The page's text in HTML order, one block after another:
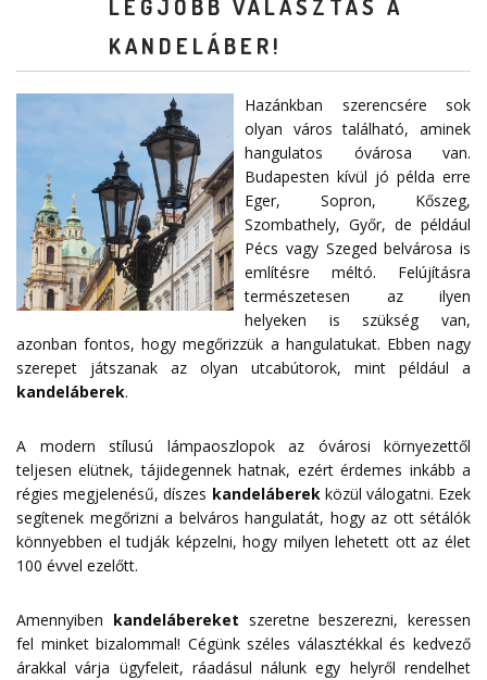
LEGJOBB VÁLASZTÁS A
KANDELÁBER!
Hazánkban szerencsére sok
olyan város található, aminek
hangulatos óvárosa van.
Budapesten kívül jó példa erre
Eger, Sopron, Kőszeg,
Szombathely, Győr, de például
Pécs vagy Szeged belvárosa is
említésre méltó. Felújításra
természetesen az ilyen
helyeken is szükség van,
azonban fontos, hogy megőrizzük a hangulatukat. Ebben nagy
szerepet játszanak az olyan utcabútorok, mint például a
kandeláberek.
A modern stílusú lámpaoszlopok az óvárosi környezettől
teljesen elütnek, tájidegennek hatnak, ezért érdemes inkább a
régies megjelenésű, díszes kandeláberekközül válogatni. Ezek
segítenek megőrizni a belváros hangulatát, hogy az ott sétálók
könnyebben el tudják képzelni, hogy milyen lehetett ott az élet
100 évvel ezelőtt.
Amennyiben kandelábereket szeretne beszerezni, keressen
fel minket bizalommal! Cégünk széles választékkal és kedvező
árakkal várja ügyfeleit, ráadásul nálunk egy helyről rendelhet